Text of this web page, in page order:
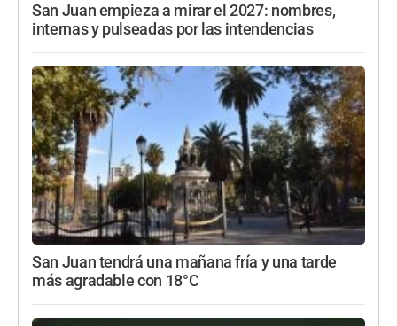
San Juan empieza a mirar el 2027: nombres,
internas y pulseadas por las intendencias
San Juan tendrá una mañana fría y una tarde
más agradable con 18°C